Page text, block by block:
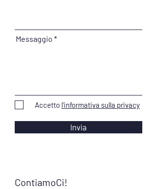
ContiamoCi!
Messaggio
Accetto l'informativa sulla privacy
Invia